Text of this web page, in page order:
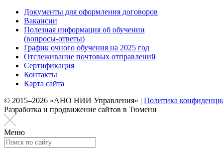
Документы для оформления договоров
Вакансии
Полезная информация об обучении
(вопросы-ответы)
График очного обучения на 2025 год
Отслеживание почтовых отправлений
Сертификация
Контакты
Карта сайта
© 2015–2026 «АНО НИИ Управления» | Политика
Разработка и продвижение сайтов в Тюмени
Меню